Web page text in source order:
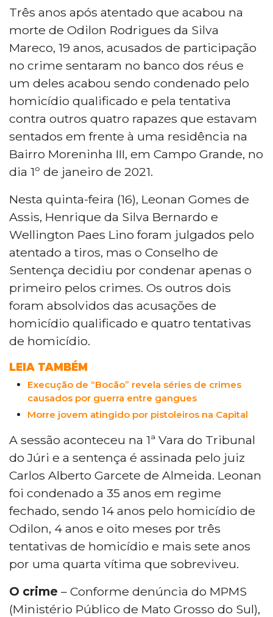
Três anos após atentado que acabou na
morte de Odilon Rodrigues da Silva
Mareco, 19 anos, acusados de participação
no crime sentaram no banco dos réus e
um deles acabou sendo condenado pelo
homicídio qualificado e pela tentativa
contra outros quatro rapazes que estavam
sentados em frente à uma residência na
Bairro Moreninha III, em Campo Grande, no
dia 1º de janeiro de 2021.
Nesta quinta-feira (16), Leonan Gomes de
Assis, Henrique da Silva Bernardo e
Wellington Paes Lino foram julgados pelo
atentado a tiros, mas o Conselho de
Sentença decidiu por condenar apenas o
primeiro pelos crimes. Os outros dois
foram absolvidos das acusações de
homicídio qualificado e quatro tentativas
de homicídio.
LEIA TAMBÉM
Execução de “Bocão” revela séries de crimes
causados por guerra entre gangues
Morre jovem atingido por pistoleiros na Capital
A sessão aconteceu na 1ª Vara do Tribunal
do Júri e a sentença é assinada pelo juiz
Carlos Alberto Garcete de Almeida. Leonan
foi condenado a 35 anos em regime
fechado, sendo 14 anos pelo homicídio de
Odilon, 4 anos e oito meses por três
tentativas de homicídio e mais sete anos
por uma quarta vítima que sobreviveu.
O crime – Conforme denúncia do MPMS
(Ministério Público de Mato Grosso do Sul),